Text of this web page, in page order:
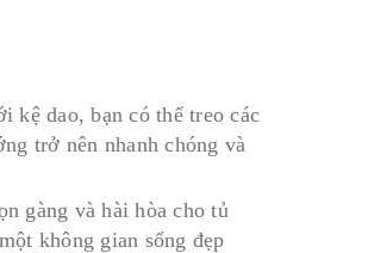
kệ dao, bạn có thể treo các
trở nên nhanh chóng và
gàng và hài hòa cho tủ
không gian sống đẹp